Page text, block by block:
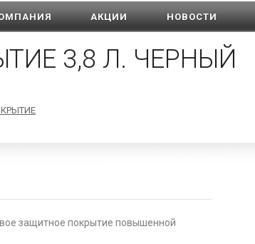
АКЦИИ НОВОСТИ
3,8 Л. ЧЕРНЫЙ
защитное покрытие повышенной